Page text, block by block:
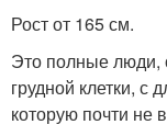
Рост от 165 см.
Это полные люди,
грудной клетки, с
которую почти не